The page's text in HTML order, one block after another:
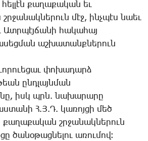
քա­ղա­քա­կան եւ
մէջ, ինչ­պէս նաեւ
հա­կա­հայ
աշ­խա­տանք­նե­րուն
փո­խա­դարձ
ընդ­լայն­ման
իսկ պրն. նա­խա­րա­րը
Հ.Յ.Դ. կա­ռոյ­ցի մեծ
քա­ղա­քա­կան շրջա­նակ­նե­րուն
ծա­նօ­թաց­նե­լու ա­ռու­մով։